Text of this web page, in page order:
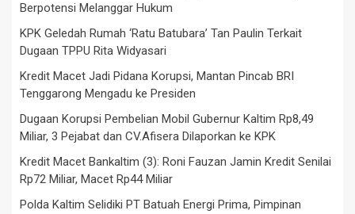
Berpotensi Melanggar Hukum
KPK Geledah Rumah ‘Ratu Batubara’ Tan Paulin Terkait
Dugaan TPPU Rita Widyasari
Kredit Macet Jadi Pidana Korupsi, Mantan Pincab BRI
Tenggarong Mengadu ke Presiden
Dugaan Korupsi Pembelian Mobil Gubernur Kaltim Rp8,49
Miliar, 3 Pejabat dan CV.Afisera Dilaporkan ke KPK
Kredit Macet Bankaltim (3): Roni Fauzan Jamin Kredit Senilai
Rp72 Miliar, Macet Rp44 Miliar
Polda Kaltim Selidiki PT Batuah Energi Prima, Pimpinan